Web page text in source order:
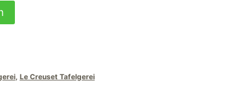
, Le Creuset Tafelgerei